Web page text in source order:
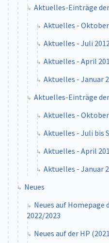
Aktuelles-Einträge
Aktuelles - Oktober
Aktuelles - Juli
Aktuelles - April
Aktuelles - Januar
Aktuelles-Einträge
Aktuelles - Oktober
Aktuelles - Juli bis
Aktuelles - April
Aktuelles - Januar
Neues
Neues auf Homepage
2022/2023
Neues auf der HP